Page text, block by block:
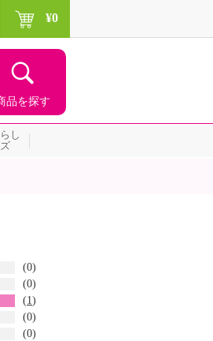
品を探す
¥0
し
(0)
(0)
(1 )
(0)
(0)